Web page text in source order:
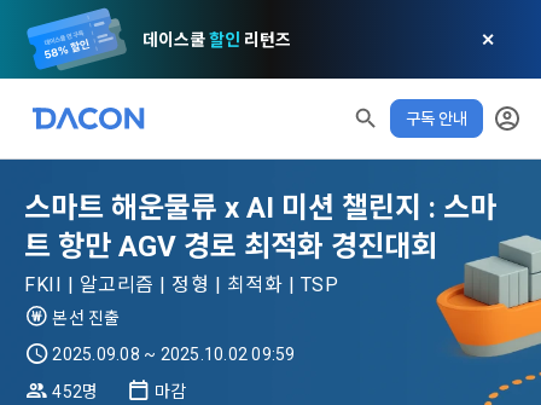
데이스쿨할인 리턴즈 ✕
구독 안내
알림0 모두 읽음 모두 삭제
✕ MY XP XP 안내
150 XP
0/150 XP
이용약관
제 1 조 (목적)
개인정보 처리방침
데이콘 개인정보 처리방침
마케팅 정보 수신 동의
1. 광고성 정보의 이용목적
스마트 해운물류 x AI 미션 챌린지 : 스마
트 항만 AGV 경로 최적화 경진대회
FKII | 알고리즘 | 정형 | 최적화 | TSP
본선 진출
2025.09.08 ~ 2025.10.02 09:59
452명
마감